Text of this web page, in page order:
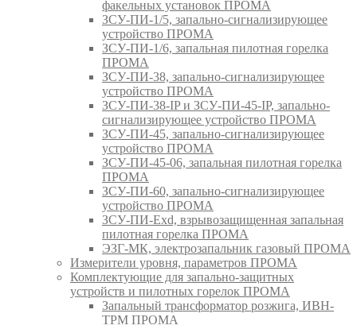
факельных установок ПРОМА
ЗСУ-ПИ-1/5, запально-сигнализирующее
устройство ПРОМА
ЗСУ-ПИ-1/6, запальная пилотная горелка
ПРОМА
ЗСУ-ПИ-38, запально-сигнализирующее
устройство ПРОМА
ЗСУ-ПИ-38-IP и ЗСУ-ПИ-45-IP, запально-
сигнализирующее устройство ПРОМА
ЗСУ-ПИ-45, запально-сигнализирующее
устройство ПРОМА
ЗСУ-ПИ-45-06, запальная пилотная горелка
ПРОМА
ЗСУ-ПИ-60, запально-сигнализирующее
устройство ПРОМА
ЗСУ-ПИ-Exd, взрывозащищенная запальная
пилотная горелка ПРОМА
ЭЗГ-МК, электрозапальник газовый ПРОМА
Измерители уровня, параметров ПРОМА
Комплектующие для запально-защитных
устройств и пилотных горелок ПРОМА
Запальный трансформатор розжига, ИВН-
ТРМ ПРОМА